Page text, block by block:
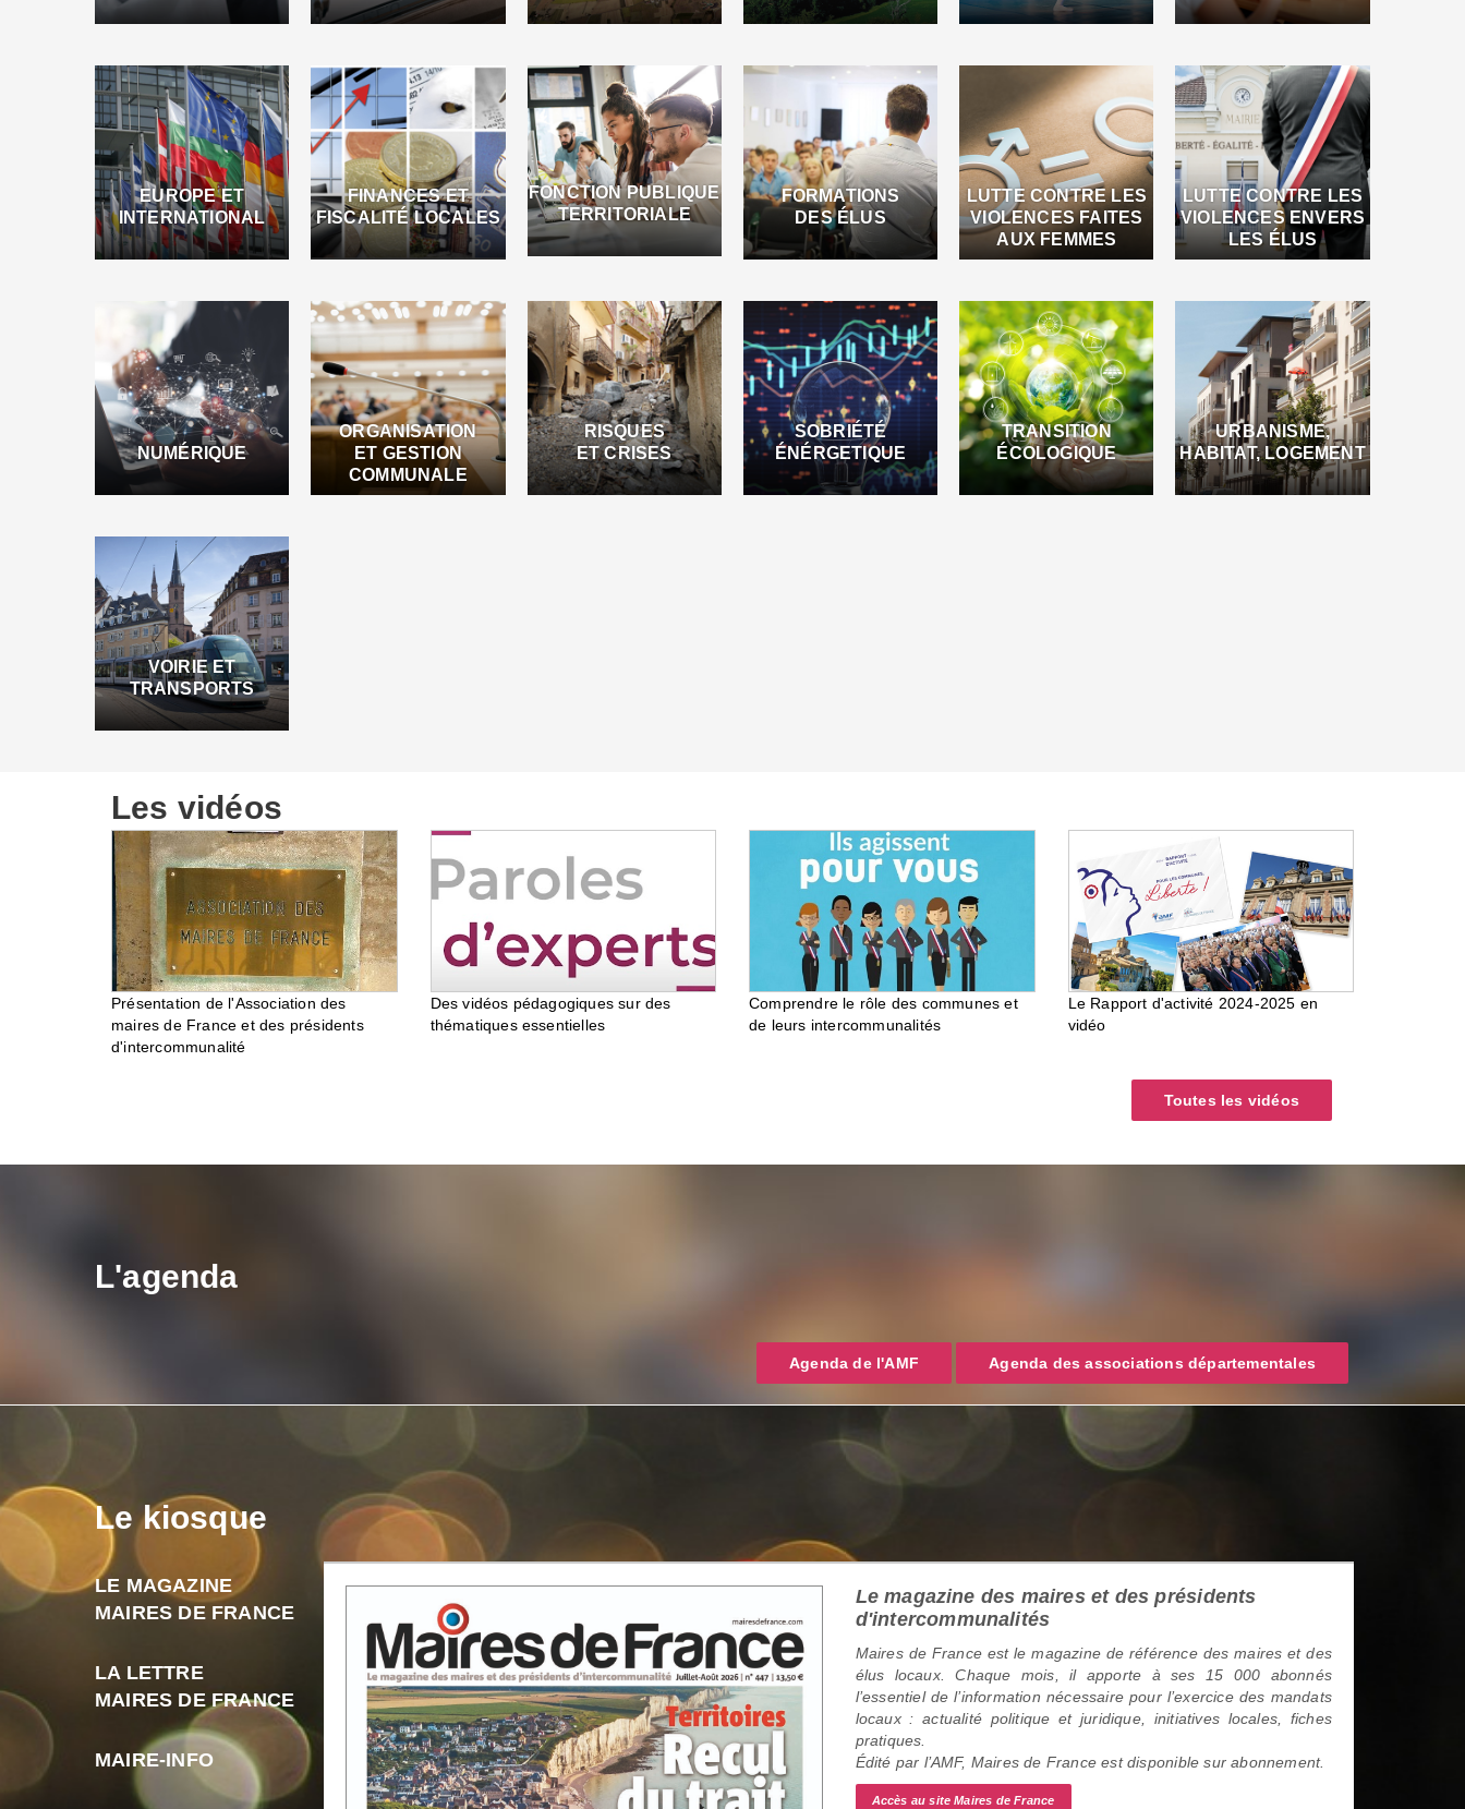
EUROPE ET
INTERNATIONAL
FINANCES ET
FISCALITÉ LOCALES
FONCTION PUBLIQUE
TERRITORIALE
FORMATIONS
DES ÉLUS
LUTTE CONTRE LES
VIOLENCES FAITES
AUX FEMMES
LUTTE CONTRE LES
VIOLENCES ENVERS
LES ÉLUS
NUMÉRIQUE
ORGANISATION
ET GESTION
COMMUNALE
RISQUES
ET CRISES
SOBRIÉTÉ
ÉNÉRGETIQUE
TRANSITION
ÉCOLOGIQUE
URBANISME,
HABITAT, LOGEMENT
VOIRIE ET
TRANSPORTS
Les vidéos
Présentation de l'Association des
maires de France et des présidents
d'intercommunalité
Des vidéos pédagogiques sur des
thématiques essentielles
Comprendre le rôle des communes et
de leurs intercommunalités
Le Rapport d'activité 2024-2025 en
vidéo
Toutes les vidéos
L'agenda
Agenda de l'AMF Agenda des associations départementales
Le kiosque
LE MAGAZINE
MAIRES DE FRANCE
LA LETTRE
MAIRES DE FRANCE
MAIRE-INFO
Le magazine des maires et des présidents
d'intercommunalités
Maires de France est le magazine de référence des maires et des
élus locaux. Chaque mois, il apporte à ses 15 000 abonnés
l’essentiel de l’information nécessaire pour l’exercice des mandats
locaux : actualité politique et juridique, initiatives locales, fiches
pratiques.
Édité par l’AMF, Maires de France est disponible sur abonnement.
Accès au site Maires de France